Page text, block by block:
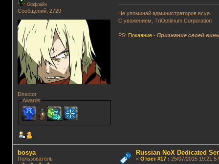
Оффлайн
Сообщений: 2729
Director
Awards
Не упоминай администраторов всуе...
С уважением, TriOptimum Corporation
PS: Покаяние -Признание своей
bosya
Пользователь
Russian NoX Dedicated
« Ответ #17: 25/07/2015